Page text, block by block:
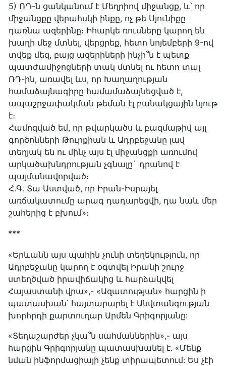
5) ՌԴ-ն ցանկանում է Մեղրիով միջանցք, և՝ որ
միջանցքը վերահսկի ինքը, ոչ թե Սյունիքը
դառնա ազերինը։ Իհարկե ռուսները կարող են
խաղի մեջ մտնել, վերցրեք, հետո նոյեմբերի 9-ով
տվեք մեզ, բայց ազերիների ինչի՞ն է պետք
պատժամիջոցների տակ մտնել ու հետո տալ
ՌԴ-ին, առավել ևս, որ Խաղաղության
համաձայնագիրը համամաձայնեցված է,
ապաշրջափակման թեման էլ բանակցային նյութ
է։
Համոզված եմ, որ թվարկածս և բազմաթիվ այլ
գործոնների Թուրքիան և Ադրբեջանը լավ
տեղյակ են ու մինչ այս էլ միջանցքի առումով
արկածախնդրության չգնալը` դրանով է
պայմանավորված։
Հ.Գ. Տա Աստված, որ Իրան-Իսրայել
առճակատումը արագ դադարեցվի, դա նաև մեր
շահերից է բխում»։
***
«Երևանն այս պահին չունի տեղեկություն, որ
Ադրբեջանը կարող է օգտվել Իրանի շուրջ
ստեղծված իրավիճակից և հարձակվել
Հայաստանի վրա»,- «Ազատության» հարցին ի
պատասխան՝ հայտարարել է Անվտանգության
խորհրդի քարտուղար Արմեն Գրիգորյանը:
«Տեղաշարժեր չկա՞ն սահմաններին»,- այս
հարցին Գրիգորյանը պատասխանել է․ «Մենք
նման ինֆորմացիայի չենք տիրապետում: Ես չէի